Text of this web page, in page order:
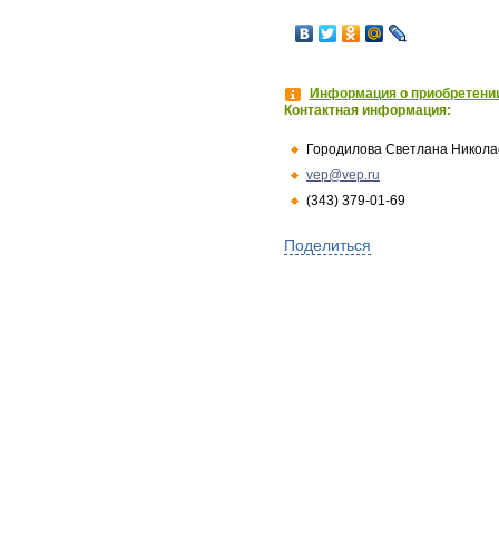
Информация о
Контактная информация:
Городилова Светлана
vep@vep.ru
(343) 379-01-69
Поделиться